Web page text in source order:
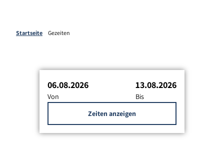
Startseite Gezeiten
Von
06.08.2026
Bis
13.08.2026
Zeiten anzeigen